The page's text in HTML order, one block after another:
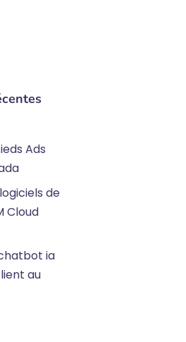
Ads
de
Cloud
ia
au